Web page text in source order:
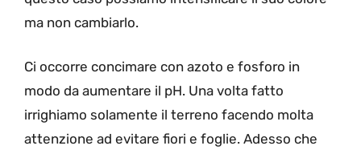
ma non cambiarlo.
Ci occorre concimare con azoto e fosforo in
modo da aumentare il pH. Una volta fatto
irrighiamo solamente il terreno facendo molta
attenzione ad evitare fiori e foglie. Adesso che